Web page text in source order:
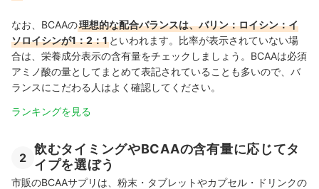
なお、BCAAの理想的な配合バランスは、バリン：ロイシン：イ
ソロイシンが1：2：1 といわれます。比率が表示されていない場
合は、栄養成分表示の含有量をチェックしましょう。BCAAは必須
アミノ酸の量としてまとめて表記されていることも多いので、バ
ランスにこだわる人はよく確認してください。
ランキングを見る
2
飲むタイミングやBCAAの含有量に応じてタ
イプを選ぼう
市販のBCAAサプリは、粉末・タブレットやカプセル・ドリンクの